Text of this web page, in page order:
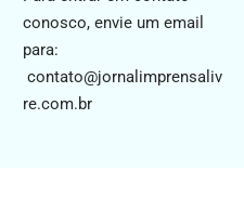
conosco, envie um email
para:
contato@jornalimprensaliv
re.com.br